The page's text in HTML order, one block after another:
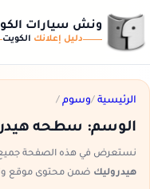
ونش سيارات
دليل إعلانك الكويت
الرئيسية /وسوم /
الوسم: سطحه
نستعرض في هذه الصفحة جميع
هيدروليك ضمن محتوى موقع